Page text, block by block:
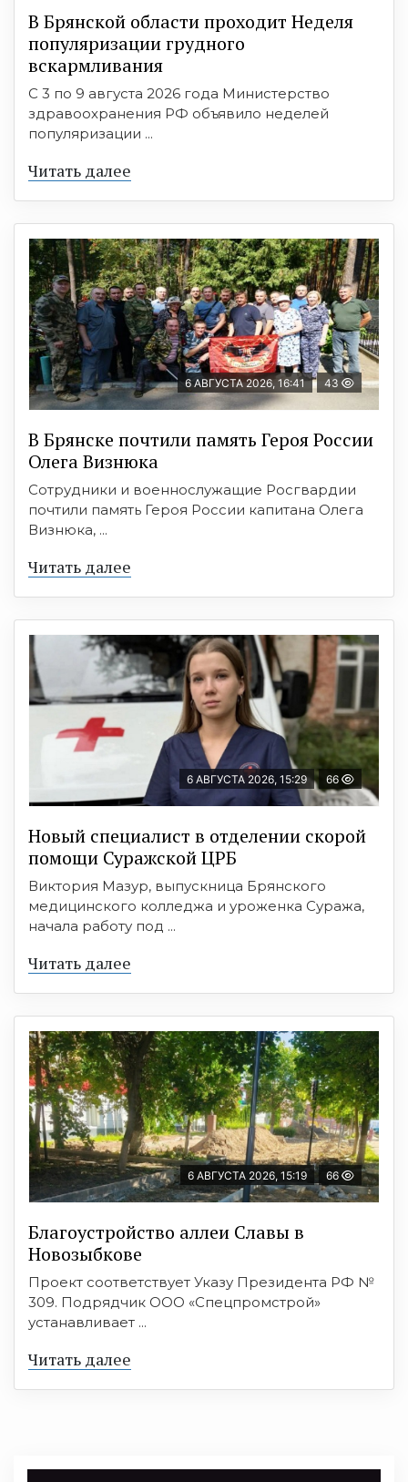
В Брянской области проходит Неделя
популяризации грудного
вскармливания
С 3 по 9 августа 2026 года Министерство
здравоохранения РФ объявило неделей
популяризации ...
Читать далее
6 АВГУСТА 2026, 16:41 43
В Брянске почтили память Героя России
Олега Визнюка
Сотрудники и военнослужащие Росгвардии
почтили память Героя России капитана Олега
Визнюка, ...
Читать далее
6 АВГУСТА 2026, 15:29 66
Новый специалист в отделении скорой
помощи Суражской ЦРБ
Виктория Мазур, выпускница Брянского
медицинского колледжа и уроженка Суража,
начала работу под ...
Читать далее
6 АВГУСТА 2026, 15:19 66
Благоустройство аллеи Славы в
Новозыбкове
Проект соответствует Указу Президента РФ №
309. Подрядчик ООО «Спецпромстрой»
устанавливает ...
Читать далее